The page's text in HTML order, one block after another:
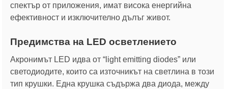
спектър от приложения, имат висока енергийна
ефективност и изключително дълъг живот.
Предимства на LED осветлението
Акронимът LED идва от “light emitting diodes” или
светодиодите, които са източникът на светлина в този
тип крушки. Една крушка съдържа два диода, между